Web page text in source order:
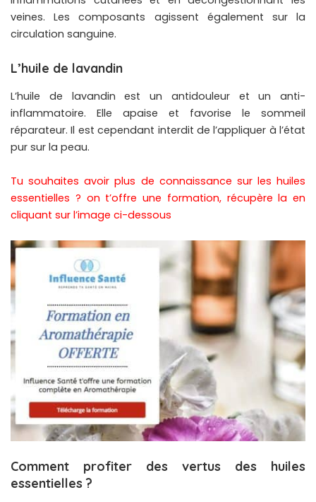
veines. Les composants agissent également sur la
circulation sanguine.
L’huile de lavandin
L’huile de lavandin est un antidouleur et un anti-
inflammatoire. Elle apaise et favorise le sommeil
réparateur. Il est cependant interdit de l’appliquer à l’état
pur sur la peau.
Tu souhaites avoir plus de connaissance sur les huiles
essentielles ? on t’offre une formation, récupère la en
cliquant sur l’image ci-dessous
Comment profiter des vertus des huiles
essentielles ?